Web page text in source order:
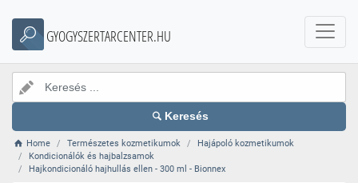
GYOGYSZERTARCENTER.HU
Keresés
Home Természetes kozmetikumok
Hajápoló kozmetikumok
Kondicionálók és hajbalzsamok
Hajkondicionáló hajhullás ellen - 300 ml - Bionnex